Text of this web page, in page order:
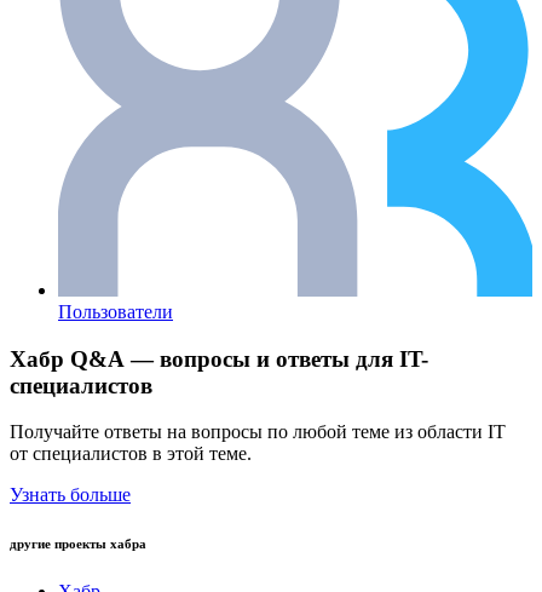
Пользователи
Хабр Q&A — вопросы и ответы для IT-
специалистов
Получайте ответы на вопросы по любой теме из области IT
от специалистов в этой теме.
Узнать больше
другие проекты хабра